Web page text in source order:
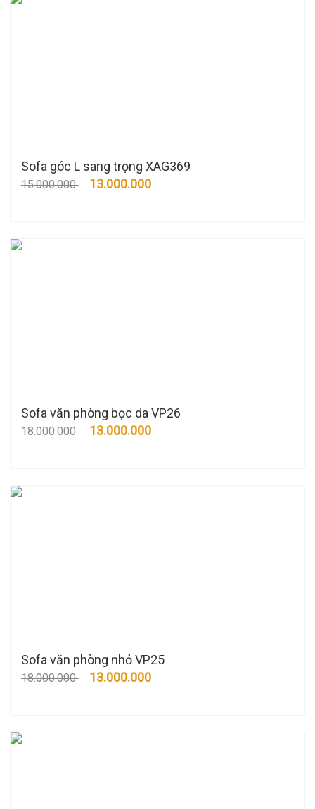
Sofa góc L sang trọng XAG369
15.000.000 13.000.000
Sofa văn phòng bọc da VP26
18.000.000 13.000.000
Sofa văn phòng nhỏ VP25
18.000.000 13.000.000